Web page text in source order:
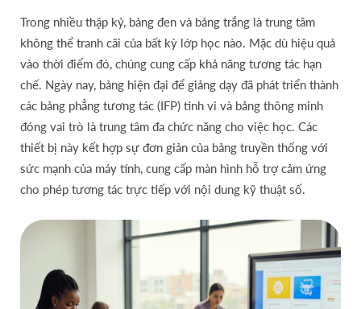
Trong nhiều thập kỷ, bảng đen và bảng trắng là trung tâm
không thể tranh cãi của bất kỳ lớp học nào. Mặc dù hiệu quả
vào thời điểm đó, chúng cung cấp khả năng tương tác hạn
chế. Ngày nay, bảng hiện đại để giảng dạy đã phát triển thành
các bảng phẳng tương tác (IFP) tinh vi và bảng thông minh
đóng vai trò là trung tâm đa chức năng cho việc học. Các
thiết bị này kết hợp sự đơn giản của bảng truyền thống với
sức mạnh của máy tính, cung cấp màn hình hỗ trợ cảm ứng
cho phép tương tác trực tiếp với nội dung kỹ thuật số.